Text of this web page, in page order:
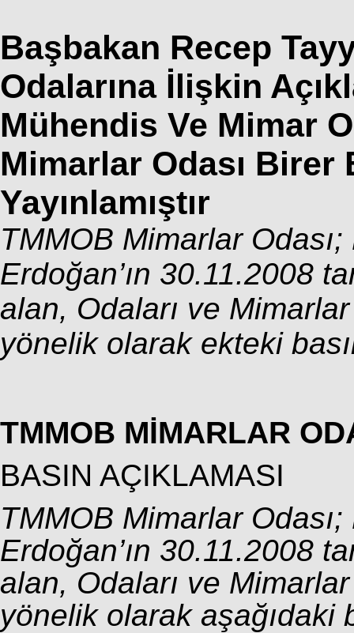
Başbakan Recep
Odalarına İlişkin
Mühendis Ve Mimar
Mimarlar Odası Birer
Yayınlamıştır
TMMOB Mimarlar
Erdoğan’ın 30.11.2008
alan, Odaları ve
yönelik olarak ekteki
TMMOB MİMARLAR
BASIN AÇIKLAMASI
TMMOB Mimarlar
Erdoğan’ın 30.11.2008
alan, Odaları ve
yönelik olarak aşağıdaki